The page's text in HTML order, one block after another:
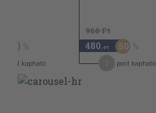
50
pont kapható
960 Ft
480 ,-Ft 50
pont kapható